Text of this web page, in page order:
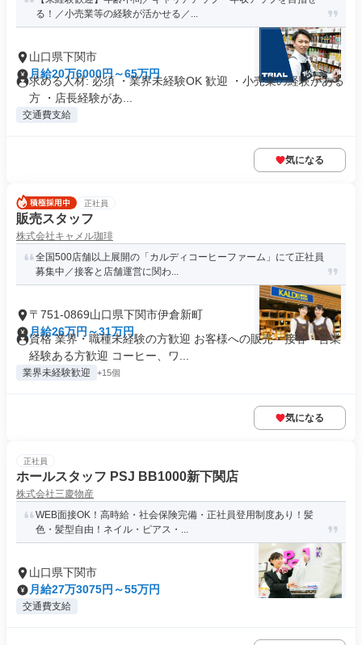
る！／小売業等の経験が活かせる／...
山口県下関市
月給20万6000円～65万円
求める人材: 必須 ・業界未経験OK 歓迎 ・小売業の経験がある
方 ・店長経験があ...
交通費支給
気になる
正社員
販売スタッフ
株式会社キャメル珈琲
全国500店舗以上展開の「カルディコーヒーファーム」にて正社員
募集中／接客と店舗運営に関わ...
〒751-0869山口県下関市伊倉新町
月給26万円～31万円
資格 業界・職種未経験の方歓迎 お客様への販売・接客・営業
経験ある方歓迎 コーヒー、ワ...
業界未経験歓迎 +15個
気になる
正社員
ホールスタッフ PSJ BB1000新下関店
株式会社三慶物産
WEB面接OK！高時給・社会保険完備・正社員登用制度あり！髪
色・髪型自由！ネイル・ピアス・...
山口県下関市
月給27万3075円～55万円
交通費支給